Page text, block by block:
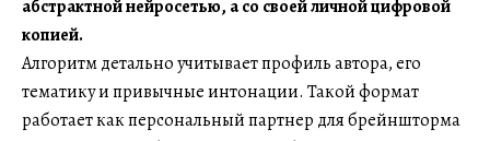
абстрактной нейросетью, а со своей личной цифровой
копией.
Алгоритм детально учитывает профиль автора, его
тематику и привычные интонации. Такой формат
работает как персональный партнер для брейншторма